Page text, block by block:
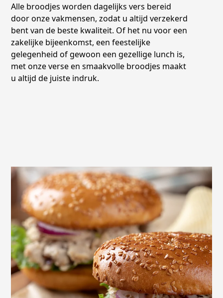
Alle broodjes worden dagelijks vers bereid
door onze vakmensen, zodat u altijd verzekerd
bent van de beste kwaliteit. Of het nu voor een
zakelijke bijeenkomst, een feestelijke
gelegenheid of gewoon een gezellige lunch is,
met onze verse en smaakvolle broodjes maakt
u altijd de juiste indruk.